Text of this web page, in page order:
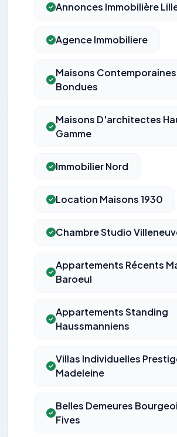
Annonces Immobilière
Agence Immobiliere
Maisons Contemporaines
Bondues
Maisons D'architectes
Gamme
Immobilier Nord
Location Maisons 1930
Chambre Studio
Appartements Récents
Baroeul
Appartements Standing
Haussmanniens
Villas Individuelles
Madeleine
Belles Demeures
Fives